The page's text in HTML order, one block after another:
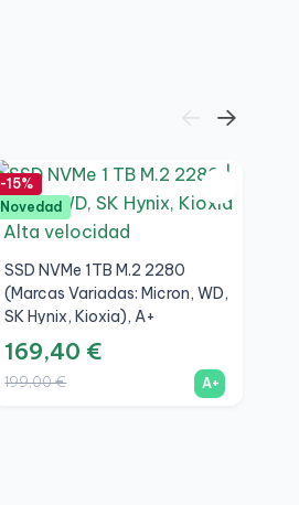
-15%
Novedad
SSD NVMe 1TB M.2 2280
(Marcas Variadas: Micron, WD,
SK Hynix, Kioxia), A+
169,40 €
199,00 € A+